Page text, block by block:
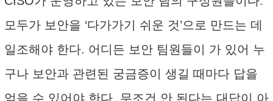
모두가 보안을 ‘다가가기 쉬운 것’으로 만드는 데
일조해야 한다. 어디든 보안 팀원들이 가 있어 누
구나 보안과 관련된 궁금증이 생길 때마다 답을
얻을 수 있어야 한다. 무조건 안 된다는 대답이 아